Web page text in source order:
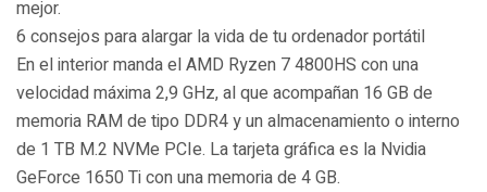
mejor.
6 consejos para alargar la vida de tu ordenador portátil
En el interior manda el AMD Ryzen 7 4800HS con una
velocidad máxima 2,9 GHz, al que acompañan 16 GB de
memoria RAM de tipo DDR4 y un almacenamiento o interno
de 1 TB M.2 NVMe PCIe. La tarjeta gráfica es la Nvidia
GeForce 1650 Ti con una memoria de 4 GB.